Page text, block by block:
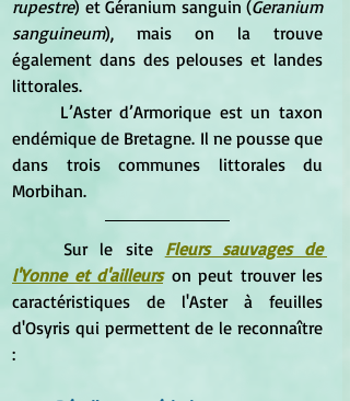
rupestre) et Géranium sanguin (Geranium
sanguineum), mais on la trouve
également dans des pelouses et landes
littorales.
endémique de Bretagne. Il ne pousse que
dans trois communes littorales du
Morbihan.
	Sur le site
Fleurs sauvages de
l'Yonne et d'ailleurs on peut trouver les
caractéristiques de l'Aster à feuilles
d'Osyris qui permettent de le reconnaître
: